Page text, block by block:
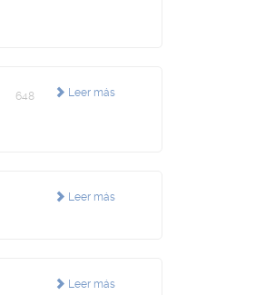
Leer más
648
Leer más
Leer más